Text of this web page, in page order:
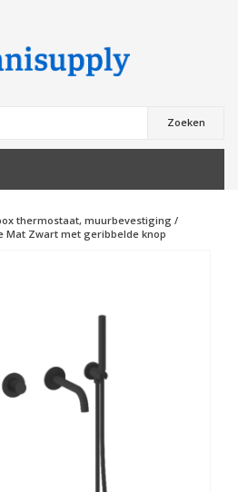
Zoeken
thermostaat, muurbevestiging /
Mat Zwart met geribbelde knop